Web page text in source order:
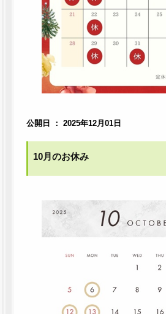
公開日 ： 2025年12月01日
10月のお休み